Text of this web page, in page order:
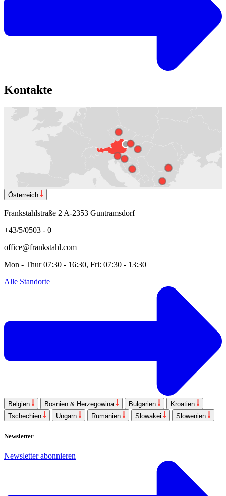
Kontakte
Österreich
Frankstahlstraße 2 A-2353 Guntramsdorf
+43/5/0503 - 0
office@frankstahl.com
Mon - Thur 07:30 - 16:30, Fri: 07:30 - 13:30
Alle Standorte
Belgien Bosnien & Herzegowina Bulgarien
Kroatien
Tschechien
Ungarn Rumänien Slowakei Slowenien
Newsletter
Newsletter abonnieren